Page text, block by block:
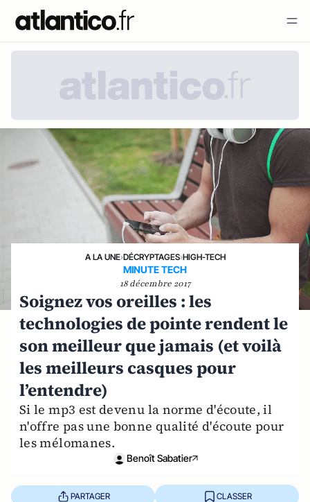
A LA UNE›DÉCRYPTAGES›HIGH-TECH
MINUTE TECH
18 décembre 2017
Soignez vos oreilles : les
technologies de pointe rendent le
son meilleur que jamais (et voilà
les meilleurs casques pour
l’entendre)
Si le mp3 est devenu la norme d'écoute, il
n'offre pas une bonne qualité d'écoute pour
les mélomanes.
Benoît Sabatier
PARTAGER CLASSER